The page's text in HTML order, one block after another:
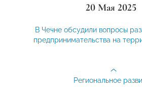
20 Мая 2025
В Чечне обсудили вопросы
предпринимательства на
Региональное